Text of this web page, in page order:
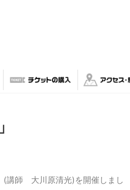
(講師 大川原清光)を開催しまし